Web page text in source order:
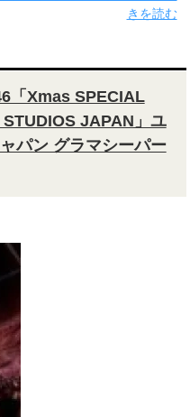
きを読む
「Xmas SPECIAL
JAPAN」ユ
パン グラマシーパー